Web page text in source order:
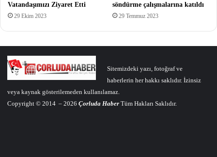
Vatandaşımızı Ziyaret Etti
29 Ekim 2023
söndürme çalışmalarına katıldı
29 Temmuz 2023
Sitemizdeki yazı, fotoğraf ve
haberlerin her hakkı saklıdır. İzinsiz
veya kaynak gösterilemeden kullanılamaz.
Copyright © 2014 – 2026 Çorluda Haber Tüm Hakları Saklıdır.